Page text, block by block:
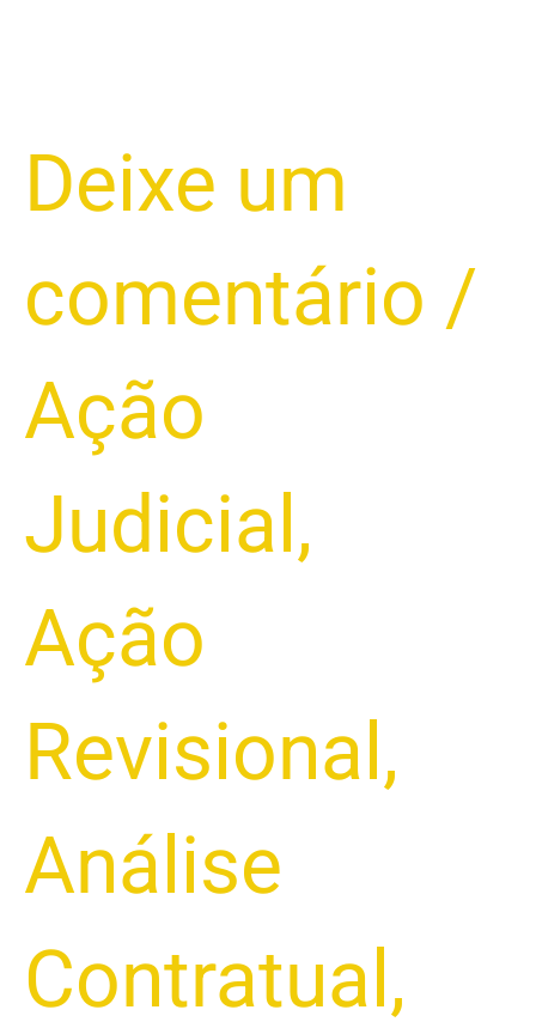
Deixe um
comentário /
Ação
Judicial ,
Ação
Revisional ,
Análise
Contratual ,